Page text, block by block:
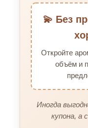
💫 Без
Откройте
объём и
Иногда
купона, а